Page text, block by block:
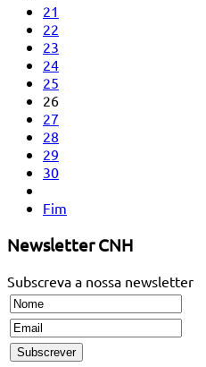
21
22
23
24
25
26
27
28
29
30
Fim
Newsletter CNH
Subscreva a nossa newsletter